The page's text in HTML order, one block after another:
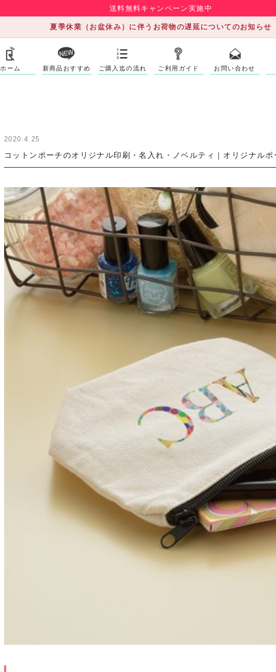
送料無料キャンペーン実施中
夏季休業（お盆休み）に伴うお荷物の遅延についてのお知らせ
ホーム 新商品おすすめ ご購入迄の流れ ご利用ガイド お問い合わせ
2020.4.25
コットンポーチのオリジナル印刷・名入れ・ノベルティ｜オリジナル